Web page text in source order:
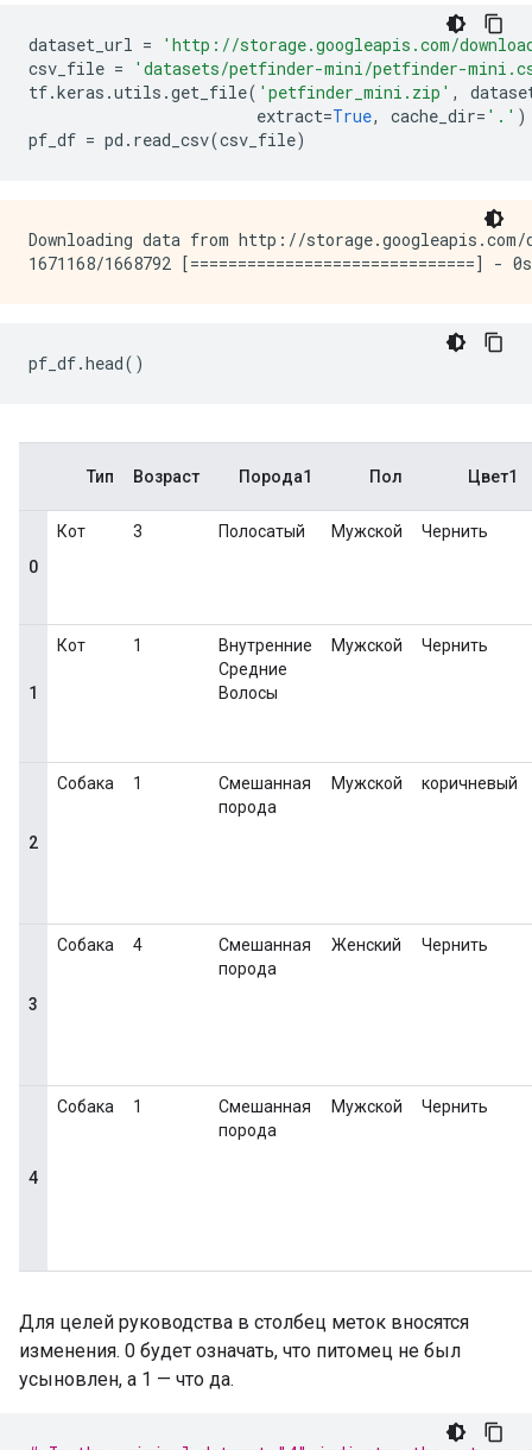
dataset_url =
'http://storage.googleapis.com/
csv_file =
'datasets/petfinder-mini/petfinder-
tf.keras .utils .get_file( 'petfinder_mini.zip' ,
extract=True, cache_dir= '.' )
pf_df = pd . read_csv(csv_file)
Downloading data from http://
pf_df.head()
Для целей руководства в столбец меток вносятся
изменения. 0 будет означать, что питомец не был
усыновлен, а 1 — что да.